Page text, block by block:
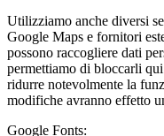
Utilizziamo anche diversi
Google Maps e fornitori
possono raccogliere dati
permettiamo di bloccarli
ridurre notevolmente la
modifiche avranno effetto
Google Fonts: